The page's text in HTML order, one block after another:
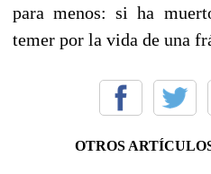
para menos: si ha
temer por la vida de una
OTROS